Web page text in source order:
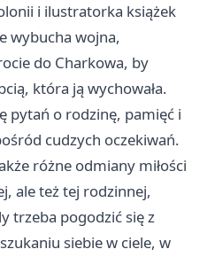
i ilustratorka książek
wybucha wojna,
do Charkowa, by
która ją wychowała.
pytań o rodzinę, pamięć i
cudzych oczekiwań.
różne odmiany miłości
ale też tej rodzinnej,
trzeba pogodzić się z
siebie w ciele, w